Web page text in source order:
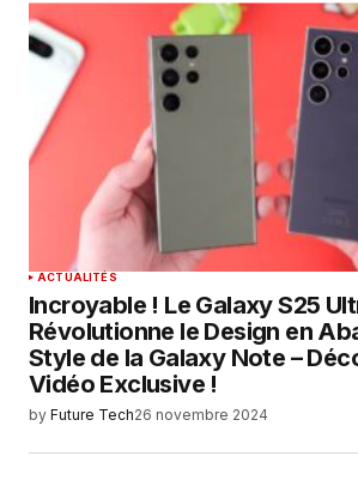
ACTUALITÉS
Incroyable ! Le Galaxy S25
Révolutionne le Design en
Style de la Galaxy Note –
Vidéo Exclusive !
by Future Tech26 novembre 2024